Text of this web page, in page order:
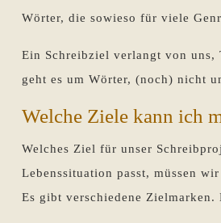
Wörter, die sowieso für viele
Ein Schreibziel verlangt von
geht es um Wörter, (noch) nicht
Welche Ziele kann ich
Welches Ziel für unser
Lebenssituation passt, müssen
Es gibt verschiedene Zielmarken.